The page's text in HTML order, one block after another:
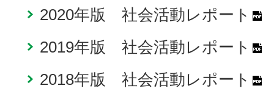
2020年版 社会活動レポート
2019年版 社会活動レポート
2018年版 社会活動レポート